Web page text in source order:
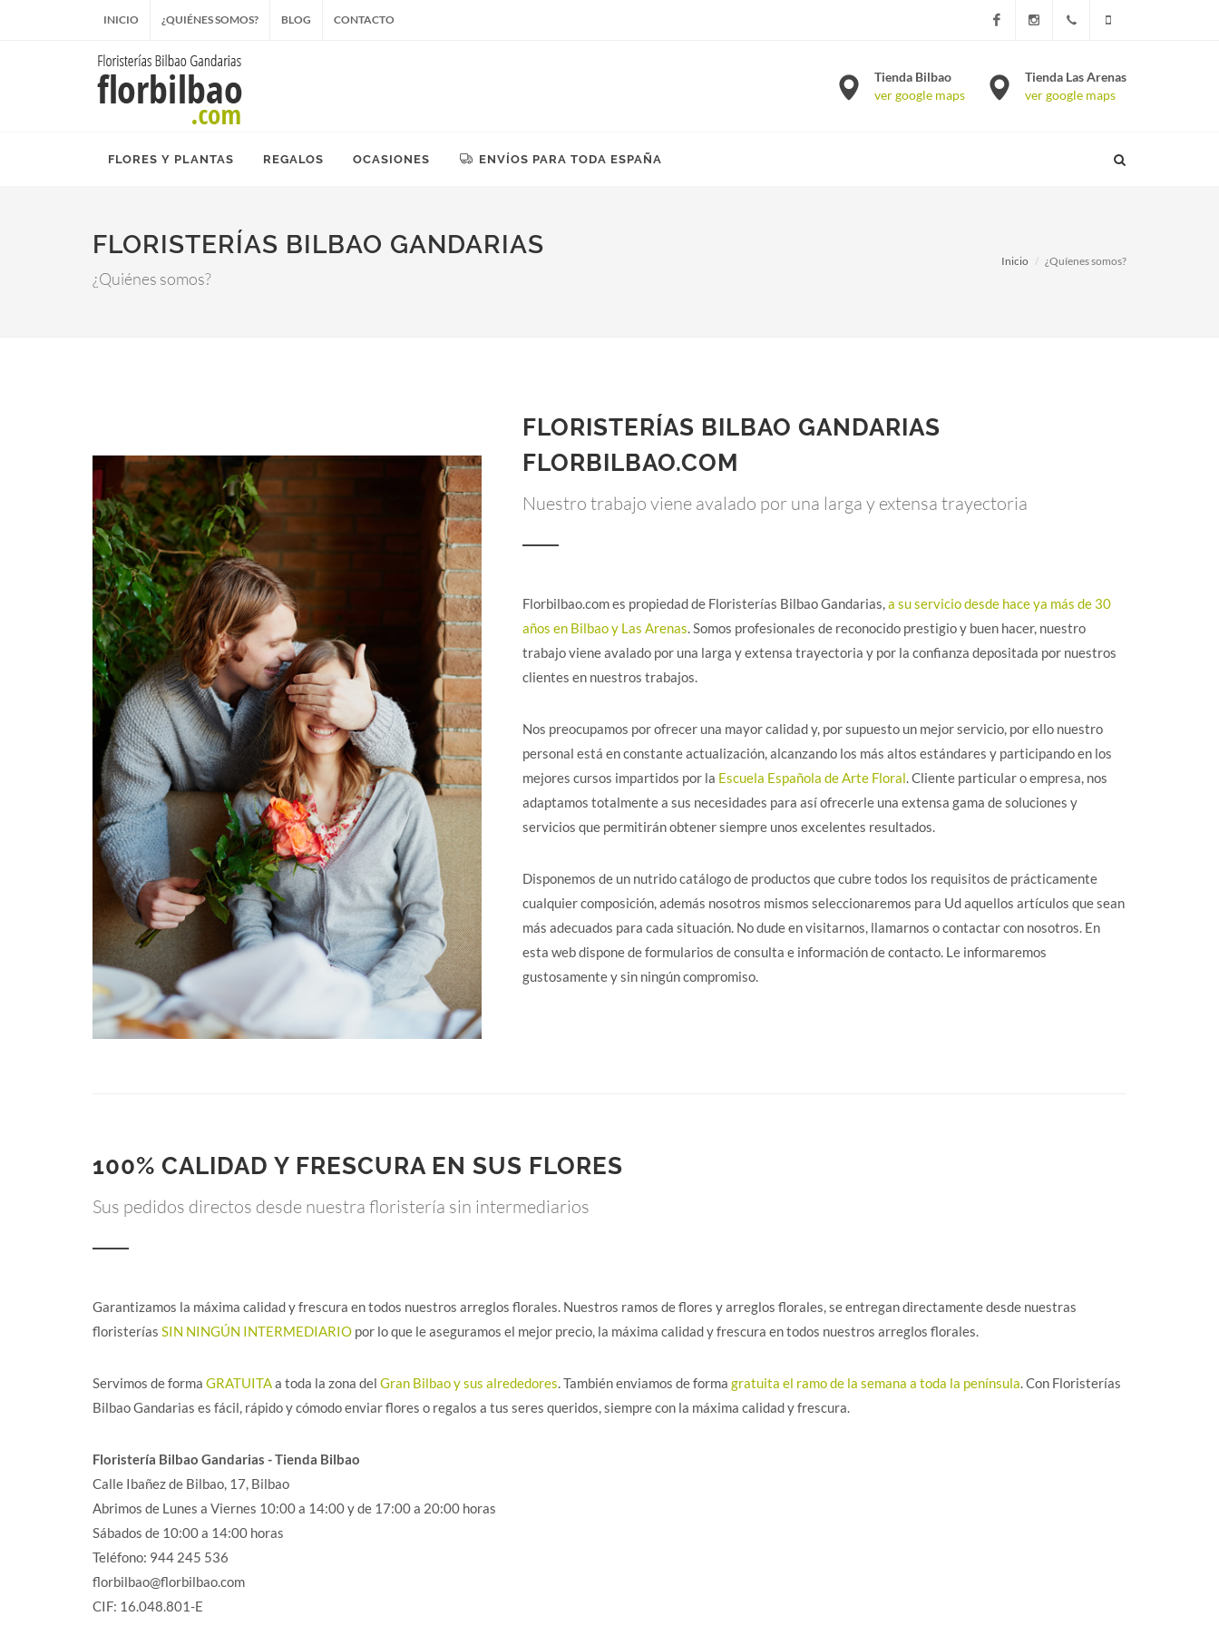
INICIO ¿QUIÉNES SOMOS? BLOG CONTACTO
944.634.532
677 340
Tienda Bilbao
ver google maps
Tienda Las Arenas
ver google maps
FLORES Y PLANTAS REGALOS OCASIONES ENVÍOS PARA TODA ESPAÑA
FLORISTERÍAS BILBAO GANDARIAS
¿Quiénes somos?
Inicio ¿Quíenes somos?
FLORISTERÍAS BILBAO GANDARIAS
FLORBILBAO.COM
Nuestro trabajo viene avalado por una larga y extensa trayectoria
Florbilbao.com es propiedad de Floristerías Bilbao Gandarias,a su servicio desde hace ya más de 30
años en Bilbao y Las Arenas. Somos profesionales de reconocido prestigio y buen hacer, nuestro
trabajo viene avalado por una larga y extensa trayectoria y por la confianza depositada por nuestros
clientes en nuestros trabajos.
Nos preocupamos por ofrecer una mayor calidad y, por supuesto un mejor servicio, por ello nuestro
personal está en constante actualización, alcanzando los más altos estándares y participando en los
mejores cursos impartidos por la Escuela Española de Arte Floral. Cliente particular o empresa, nos
adaptamos totalmente a sus necesidades para así ofrecerle una extensa gama de soluciones y
servicios que permitirán obtener siempre unos excelentes resultados.
Disponemos de un nutrido catálogo de productos que cubre todos los requisitos de prácticamente
cualquier composición, además nosotros mismos seleccionaremos para Ud aquellos artículos que sean
más adecuados para cada situación. No dude en visitarnos, llamarnos o contactar con nosotros. En
esta web dispone de formularios de consulta e información de contacto. Le informaremos
gustosamente y sin ningún compromiso.
100% CALIDAD Y FRESCURA EN SUS FLORES
Sus pedidos directos desde nuestra floristería sin intermediarios
Garantizamos la máxima calidad y frescura en todos nuestros arreglos florales. Nuestros ramos de flores y arreglos florales, se entregan directamente desde nuestras
floristerías SIN NINGÚN INTERMEDIARIO por lo que le aseguramos el mejor precio, la máxima calidad y frescura en todos nuestros arreglos florales.
Servimos de forma GRATUITAa toda la zona del Gran Bilbao y sus alrededores. También enviamos de forma gratuita el ramo de la semana a toda la península. Con Floristerías
Bilbao Gandarias es fácil, rápido y cómodo enviar flores o regalos a tus seres queridos, siempre con la máxima calidad y frescura.
Floristería Bilbao Gandarias - Tienda Bilbao
Calle Ibañez de Bilbao, 17, Bilbao
Abrimos de Lunes a Viernes 10:00 a 14:00 y de 17:00 a 20:00 horas
Sábados de 10:00 a 14:00 horas
Teléfono: 944 245 536
florbilbao@florbilbao.com
CIF: 16.048.801-E